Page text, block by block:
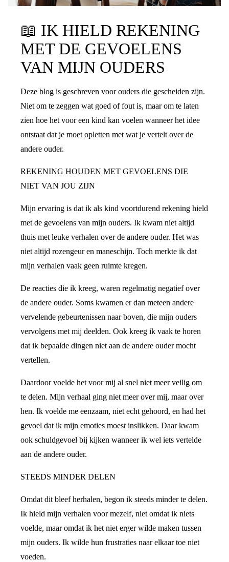
📖 IK HIELD REKENING
MET DE GEVOELENS
VAN MIJN OUDERS
Deze blog is geschreven voor ouders die gescheiden zijn.
Niet om te zeggen wat goed of fout is, maar om te laten
zien hoe het voor een kind kan voelen wanneer het idee
ontstaat dat je moet opletten met wat je vertelt over de
andere ouder.
REKENING HOUDEN MET GEVOELENS DIE
NIET VAN JOU ZIJN
Mijn ervaring is dat ik als kind voortdurend rekening hield
met de gevoelens van mijn ouders. Ik kwam niet altijd
thuis met leuke verhalen over de andere ouder. Het was
niet altijd rozengeur en maneschijn. Toch merkte ik dat
mijn verhalen vaak geen ruimte kregen.
De reacties die ik kreeg, waren regelmatig negatief over
de andere ouder. Soms kwamen er dan meteen andere
vervelende gebeurtenissen naar boven, die mijn ouders
vervolgens met mij deelden. Ook kreeg ik vaak te horen
dat ik bepaalde dingen niet aan de andere ouder mocht
vertellen.
Daardoor voelde het voor mij al snel niet meer veilig om
te delen. Mijn verhaal ging niet meer over mij, maar over
hen. Ik voelde me eenzaam, niet echt gehoord, en had het
gevoel dat ik mijn emoties moest inslikken. Daar kwam
ook schuldgevoel bij kijken wanneer ik wel iets vertelde
aan de andere ouder.
STEEDS MINDER DELEN
Omdat dit bleef herhalen, begon ik steeds minder te delen.
Ik hield mijn verhalen voor mezelf, niet omdat ik niets
voelde, maar omdat ik het niet erger wilde maken tussen
mijn ouders. Ik wilde hun frustraties naar elkaar toe niet
voeden.